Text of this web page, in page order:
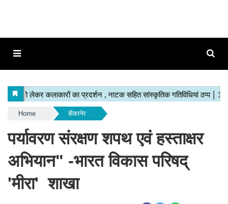
Home बीकानेर
पर्यावरण संरक्षण शपथ एवं हस्ताक्षर
अभियान" -भारत विकास परिषद्
'मीरा' शाखा